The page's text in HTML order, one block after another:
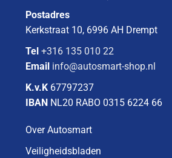
Postadres
Kerkstraat 10, 6996 AH Drempt
Tel +316 135 010 22
Email info@autosmart-shop.nl
K.v.K 67797237
IBAN NL20 RABO 0315 6224 66
Over Autosmart
Veiligheidsbladen